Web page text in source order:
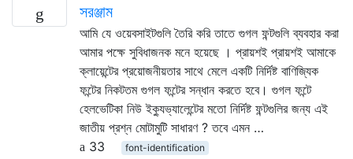
সরঞ্জাম
আমি যে ওয়েবসাইটগুলি তৈরি করি তাতে গুগল ফন্টগুলি ব্যবহার করা
আমার পক্ষে সুবিধাজনক মনে হয়েছে । প্রায়শই প্রায়শই আমাকে
ক্লায়েন্টের প্রয়োজনীয়তার সাথে মেলে একটি নির্দিষ্ট বাণিজ্যিক
ফন্টের নিকটতম গুগল ফন্টের সন্ধান করতে হবে। গুগল ফন্টে
হেলভেটিকা ​​নিউ ইক্যুভ্যালেন্টের মতো নির্দিষ্ট ফন্টগুলির জন্য এই
জাতীয় প্রশ্ন মোটামুটি সাধারণ ? তবে এমন …
33
font-identification